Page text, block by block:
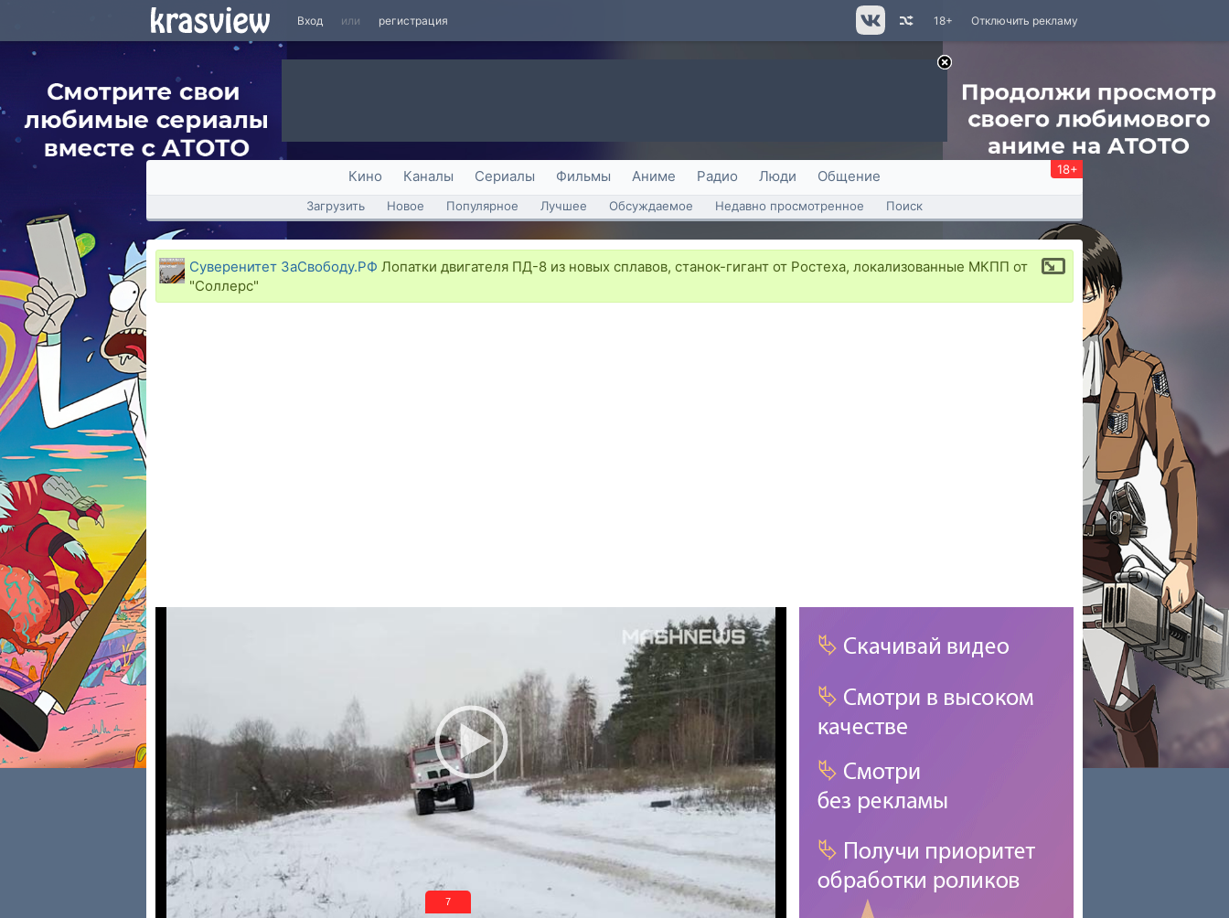
Вход или регистрация Отключить рекламу
18+
Кино Каналы Сериалы Фильмы Аниме Радио Люди Общение 18+
Загрузить Новое Популярное Лучшее Обсуждаемое Недавно просмотренное Поиск
Суверенитет ЗаСвободу.РФ Лопатки двигателя ПД-8 из новых сплавов, станок-гигант от Ростеха, локализованные МКПП от
"Соллерс"
6